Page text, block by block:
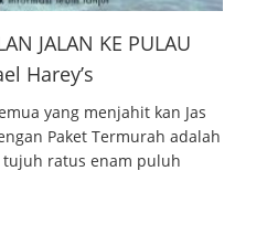
JALAN KE PULAU
Harey’s
yang menjahit kan Jas
Paket Termurah adalah
tujuh ratus enam puluh